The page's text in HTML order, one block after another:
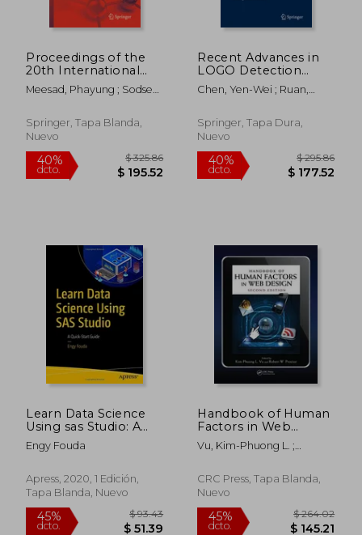
$ 168.52
$ 285.52 dcto. $
Proceedings of the
20th International
Conference on
Computing and
Technology (Ic2it
2024) (en Inglés)
Meesad, Phayung ; Sodsee,
Watchareewan
Springer, Tapa Blanda,
Nuevo
Recent Advances in
LOGO Detection
Using Machine
Learning Paradigms:
(en Inglés)
Chen, Yen-Wei ; Ruan,
Springer, Tapa Dura,
Nuevo
Learn Data Science
Using sas Studio: A
Quick-Start Guide (en
Inglés)
Engy Fouda
Apress, 2020, 1 Edición,
Tapa Blanda, Nuevo
Handbook of Human
Factors in Web
Design (en Inglés)
Vu, Kim-Phuong L. ;
CRC Press, Tapa Blanda,
Nuevo